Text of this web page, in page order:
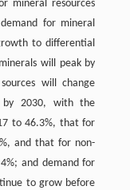
mineral resources
for mineral
to differential
will peak by
will change
by 2030, with the
to 46.3%, that for
and that for non-
and demand for
to grow before